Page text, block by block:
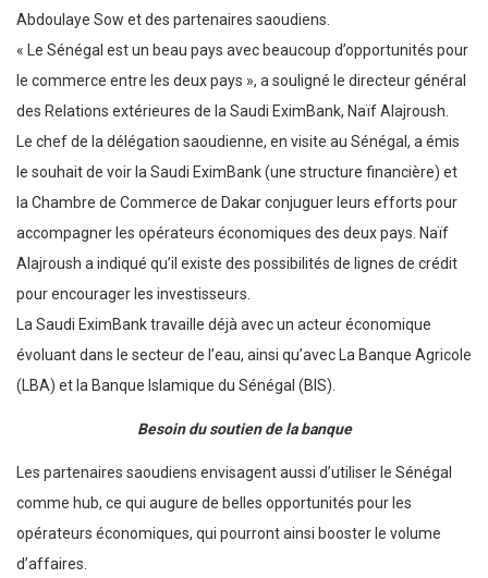
Abdoulaye Sow et des partenaires saoudiens.
« Le Sénégal est un beau pays avec beaucoup d’opportunités pour
le commerce entre les deux pays », a souligné le directeur général
des Relations extérieures de la Saudi EximBank, Naïf Alajroush.
Le chef de la délégation saoudienne, en visite au Sénégal, a émis
le souhait de voir la Saudi EximBank (une structure financière) et
la Chambre de Commerce de Dakar conjuguer leurs efforts pour
accompagner les opérateurs économiques des deux pays. Naïf
Alajroush a indiqué qu’il existe des possibilités de lignes de crédit
pour encourager les investisseurs.
La Saudi EximBank travaille déjà avec un acteur économique
évoluant dans le secteur de l’eau, ainsi qu’avec La Banque Agricole
(LBA) et la Banque Islamique du Sénégal (BIS).
Besoin du soutien de la banque
Les partenaires saoudiens envisagent aussi d’utiliser le Sénégal
comme hub, ce qui augure de belles opportunités pour les
opérateurs économiques, qui pourront ainsi booster le volume
d’affaires.